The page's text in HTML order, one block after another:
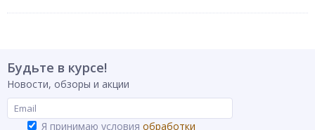
Будьте в курсе!
Новости, обзоры и акции
Я принимаю условия обработки